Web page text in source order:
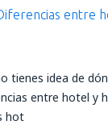
entre
tienes idea de
entre hotel y
hot